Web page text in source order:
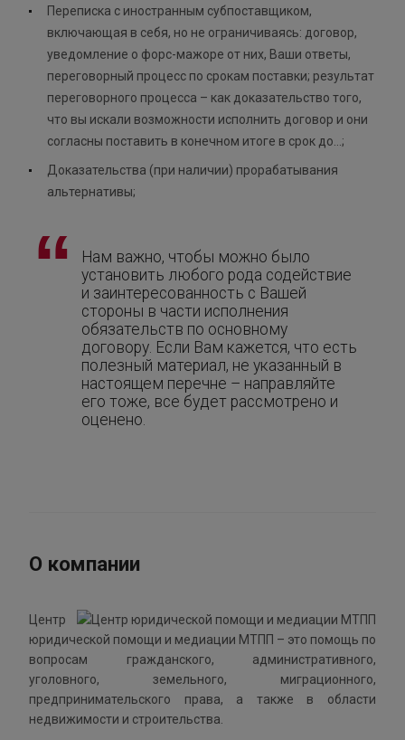
Переписка с иностранным субпоставщиком,
включающая в себя, но не ограничиваясь: договор,
уведомление о форс-мажоре от них, Ваши ответы,
переговорный процесс по срокам поставки; результат
переговорного процесса – как доказательство того,
что вы искали возможности исполнить договор и они
согласны поставить в конечном итоге в срок до…;
Доказательства (при наличии) прорабатывания
альтернативы;
Нам важно, чтобы можно было
установить любого рода содействие
и заинтересованность с Вашей
стороны в части исполнения
обязательств по основному
договору. Если Вам кажется, что есть
полезный материал, не указанный в
настоящем перечне – направляйте
его тоже, все будет рассмотрено и
оценено.
О компании
Центр
юридической помощи и медиации МТПП – это помощь по
вопросам гражданского, административного,
уголовного, земельного, миграционного,
предпринимательского права, а также в области
недвижимости и строительства.